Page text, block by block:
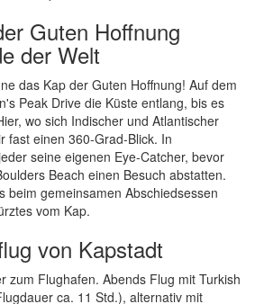
Guten Hoffnung
der Welt
das Kap der Guten Hoffnung! Auf dem
Peak Drive die Küste entlang, bis es
wo sich Indischer und Atlantischer
fast einen 360-Grad-Blick. In
seine eigenen Eye-Catcher, bevor
Beach einen Besuch abstatten.
beim gemeinsamen Abschiedsessen
vom Kap.
von Kapstadt
zum Flughafen. Abends Flug mit Turkish
ca. 11 Std.), alternativ mit